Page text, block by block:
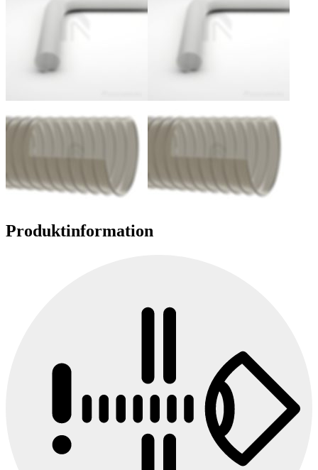
Produktinformation